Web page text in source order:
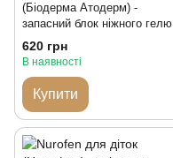
(Біодерма Атодерм) -
запасний блок ніжного гелю
для душу для сухої та
чутливої шкіри 1л Франція
620 грн
В наявності
Купити